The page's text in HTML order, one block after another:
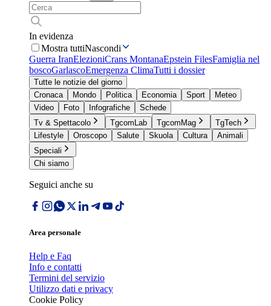
In evidenza
Mostra tuttiNascondi
Guerra IranElezioniCrans MontanaEpstein FilesFamiglia nel
boscoGarlascoEmergenza ClimaTutti i dossier
Tutte le notizie del giorno
Cronaca
Mondo Politica Economia Sport
Meteo
Video
Foto Infografiche
Schede
Tv & Spettacolo
TgcomLab TgcomMag
TgTech
Lifestyle
Oroscopo Salute Skuola Cultura
Animali
Speciali
Chi siamo
Seguici anche su
Area personale
Help e Faq
Info e contatti
Termini del servizio
Utilizzo dati e privacy
Cookie Policy